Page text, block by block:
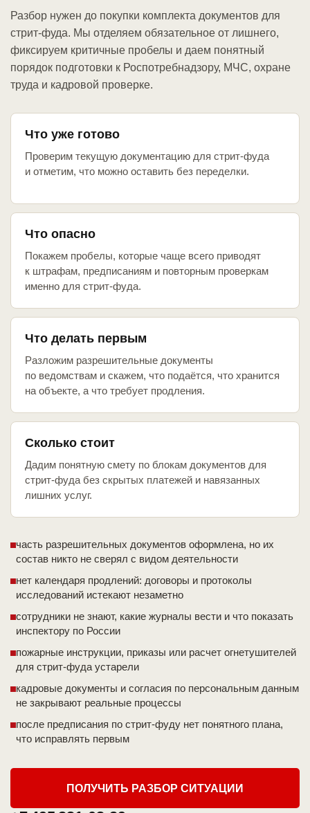
Разбор нужен до покупки комплекта документов для
стрит-фуда. Мы отделяем обязательное от лишнего,
фиксируем критичные пробелы и даем понятный
порядок подготовки к Роспотребнадзору, МЧС, охране
труда и кадровой проверке.
Что уже готово
Проверим текущую документацию для стрит-фуда
и отметим, что можно оставить без переделки.
Что опасно
Покажем пробелы, которые чаще всего приводят
к штрафам, предписаниям и повторным проверкам
именно для стрит-фуда.
Что делать первым
Разложим разрешительные документы
по ведомствам и скажем, что подаётся, что хранится
на объекте, а что требует продления.
Сколько стоит
Дадим понятную смету по блокам документов для
стрит-фуда без скрытых платежей и навязанных
лишних услуг.
часть разрешительных документов оформлена, но их
состав никто не сверял с видом деятельности
нет календаря продлений: договоры и протоколы
исследований истекают незаметно
сотрудники не знают, какие журналы вести и что показать
инспектору по России
пожарные инструкции, приказы или расчет огнетушителей
для стрит-фуда устарели
кадровые документы и согласия по персональным данным
не закрывают реальные процессы
после предписания по стрит-фуду нет понятного плана,
что исправлять первым
ПОЛУЧИТЬ РАЗБОР СИТУАЦИИ